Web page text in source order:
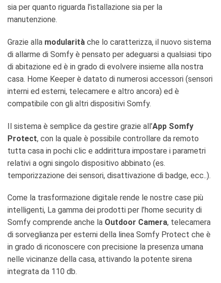
sia per quanto riguarda l’istallazione sia per la
manutenzione.
Grazie alla modularità che lo caratterizza, il nuovo sistema
di allarme di Somfy è pensato per adeguarsi a qualsiasi tipo
di abitazione ed è in grado di evolvere insieme alla nostra
casa. Home Keeper è datato di numerosi accessori (sensori
interni ed esterni, telecamere e altro ancora) ed è
compatibile con gli altri dispositivi Somfy.
Il sistema è semplice da gestire grazie all’App Somfy
Protect, con la quale è possibile controllare da remoto
tutta casa in pochi clic e addirittura impostare i parametri
relativi a ogni singolo dispositivo abbinato (es.
temporizzazione dei sensori, disattivazione di badge, ecc..).
Come la trasformazione digitale rende le nostre case più
intelligenti, La gamma dei prodotti per l’home security di
Somfy comprende anche la Outdoor Camera, telecamera
di sorveglianza per esterni della linea Somfy Protect che è
in grado di riconoscere con precisione la presenza umana
nelle vicinanze della casa, attivando la potente sirena
integrata da 110 db.